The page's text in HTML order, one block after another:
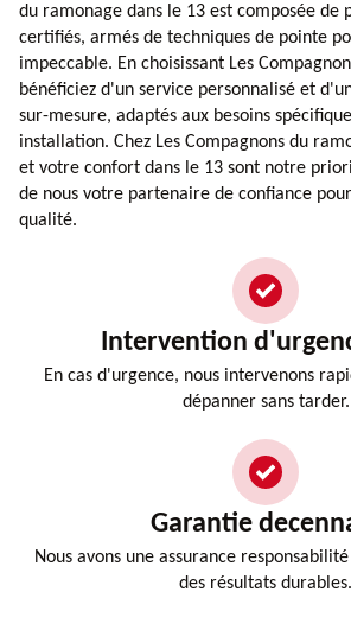
du ramonage dans le 13 est composée de
certifiés, armés de techniques de pointe
impeccable. En choisissant Les
bénéficiez d'un service personnalisé et
sur-mesure, adaptés aux besoins
installation. Chez Les Compagnons du
et votre confort dans le 13 sont notre
de nous votre partenaire de confiance
qualité.
Intervention
En cas d'urgence, nous intervenons
dépanner sans tarder.
Garantie
Nous avons une assurance
des résultats durables.